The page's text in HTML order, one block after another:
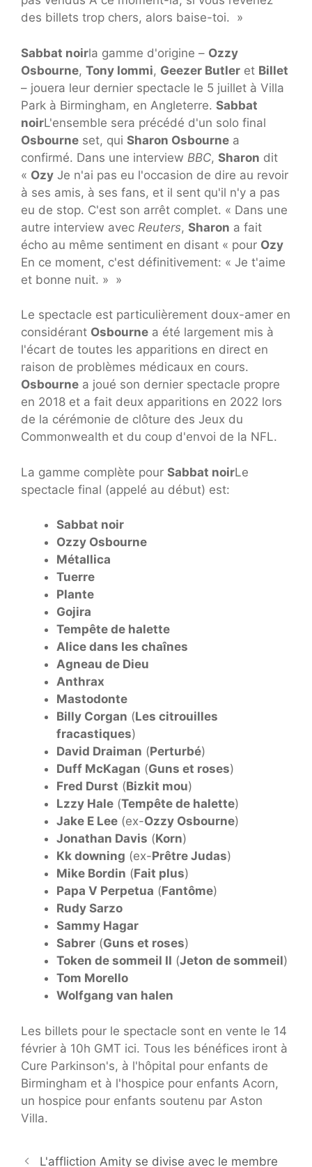
des billets trop chers, alors baise-toi. »
Sabbat noirla gamme d'origine – Ozzy
Osbourne, Tony Iommi, Geezer Butler et Billet
– jouera leur dernier spectacle le 5 juillet à Villa
Park à Birmingham, en Angleterre. Sabbat
noirL'ensemble sera précédé d'un solo final
Osbourne set, qui Sharon Osbourne a
confirmé. Dans une interview BBC, Sharon dit
« Ozy Je n'ai pas eu l'occasion de dire au revoir
à ses amis, à ses fans, et il sent qu'il n'y a pas
eu de stop. C'est son arrêt complet. « Dans une
autre interview avec Reuters, Sharon a fait
écho au même sentiment en disant « pour Ozy
En ce moment, c'est définitivement: « Je t'aime
et bonne nuit. » »
Le spectacle est particulièrement doux-amer en
considérant Osbourne a été largement mis à
l'écart de toutes les apparitions en direct en
raison de problèmes médicaux en cours.
Osbourne a joué son dernier spectacle propre
en 2018 et a fait deux apparitions en 2022 lors
de la cérémonie de clôture des Jeux du
Commonwealth et du coup d'envoi de la NFL.
La gamme complète pour Sabbat noirLe
spectacle final (appelé au début) est:
Sabbat noir
Ozzy Osbourne
Métallica
Tuerre
Plante
Gojira
Tempête de halette
Alice dans les chaînes
Agneau de Dieu
Anthrax
Mastodonte
Billy Corgan (Les citrouilles
fracastiques)
David Draiman (Perturbé)
Duff McKagan (Guns et roses)
Fred Durst (Bizkit mou)
Lzzy Hale (Tempête de halette)
Jake E Lee (ex-Ozzy Osbourne)
Jonathan Davis (Korn)
Kk downing (ex-Prêtre Judas)
Mike Bordin (Fait plus)
Papa V Perpetua (Fantôme)
Rudy Sarzo
Sammy Hagar
Sabrer (Guns et roses)
Token de sommeil II (Jeton de sommeil)
Tom Morello
Wolfgang van halen
Les billets pour le spectacle sont en vente le 14
février à 10h GMT ici. Tous les bénéfices iront à
Cure Parkinson's, à l'hôpital pour enfants de
Birmingham et à l'hospice pour enfants Acorn,
un hospice pour enfants soutenu par Aston
Villa.
L'affliction Amity se divise avec le membre